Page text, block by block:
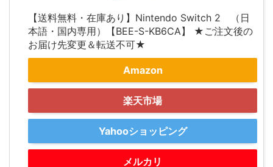
【送料無料・在庫あり】Nintendo Switch 2 （日
本語・国内専用）【BEE-S-KB6CA】 ★ご注文後の
お届け先変更＆転送不可★
Amazon
楽天市場
Yahooショッピング
メルカリ